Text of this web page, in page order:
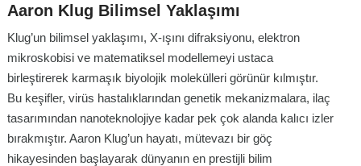
Aaron Klug Bilimsel Yaklaşımı
Klug’un bilimsel yaklaşımı, X-ışını difraksiyonu, elektron
mikroskobisi ve matematiksel modellemeyi ustaca
birleştirerek karmaşık biyolojik molekülleri görünür kılmıştır.
Bu keşifler, virüs hastalıklarından genetik mekanizmalara, ilaç
tasarımından nanoteknolojiye kadar pek çok alanda kalıcı izler
bırakmıştır. Aaron Klug’un hayatı, mütevazı bir göç
hikayesinden başlayarak dünyanın en prestijli bilim